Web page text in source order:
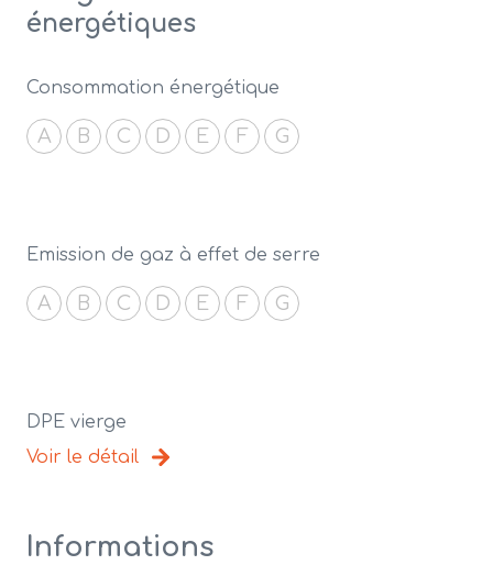
énergétiques
Consommation énergétique
A B C D E F G
Emission de gaz à effet de serre
A B C D E F G
DPE vierge
Voir le détail
Informations